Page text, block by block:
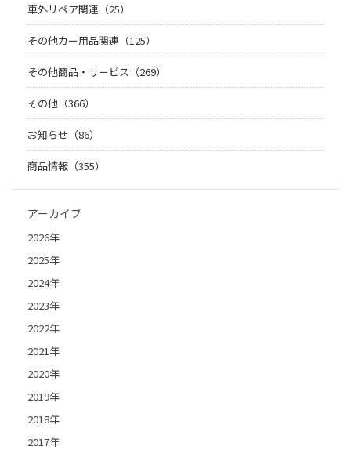
車外リペア関連（25）
その他カー用品関連（125）
その他商品・サービス（269）
その他（366）
お知らせ（86）
商品情報（355）
アーカイブ
2026年
2025年
2024年
2023年
2022年
2021年
2020年
2019年
2018年
2017年